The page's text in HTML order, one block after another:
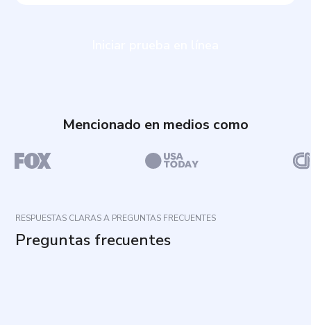
Mencionado en medios como
RESPUESTAS CLARAS A PREGUNTAS FRECUENTES
Preguntas frecuentes